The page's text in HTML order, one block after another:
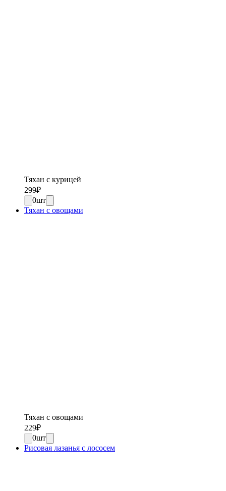
Тяхан с курицей
299₽
0шт
Тяхан с овощами
Тяхан с овощами
229₽
0шт
Рисовая лазанья с лососем